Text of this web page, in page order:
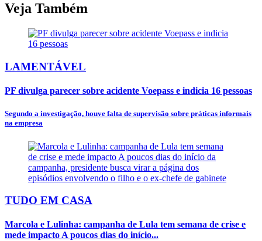
Veja Também
LAMENTÁVEL
PF divulga parecer sobre acidente Voepass e indicia 16 pessoas
Segundo a investigação, houve falta de supervisão sobre práticas informais
na empresa
TUDO EM CASA
Marcola e Lulinha: campanha de Lula tem semana de crise e
mede impacto A poucos dias do início...